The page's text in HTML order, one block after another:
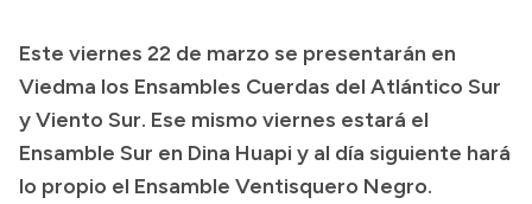
Presupuesto
Boletín Oficial
Compras y licitaciones
Consulta de expedientes
Este viernes 22 de marzo se presentarán en
Viedma los Ensambles Cuerdas del Atlántico Sur
y Viento Sur. Ese mismo viernes estará el
Ensamble Sur en Dina Huapi y al día siguiente hará
lo propio el Ensamble Ventisquero Negro.